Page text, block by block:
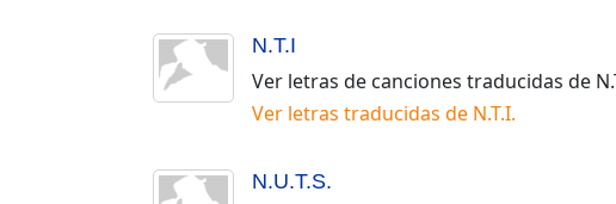
N.T.I
Ver letras de canciones traducidas de
Ver letras traducidas de N.T.I.
N.U.T.S.